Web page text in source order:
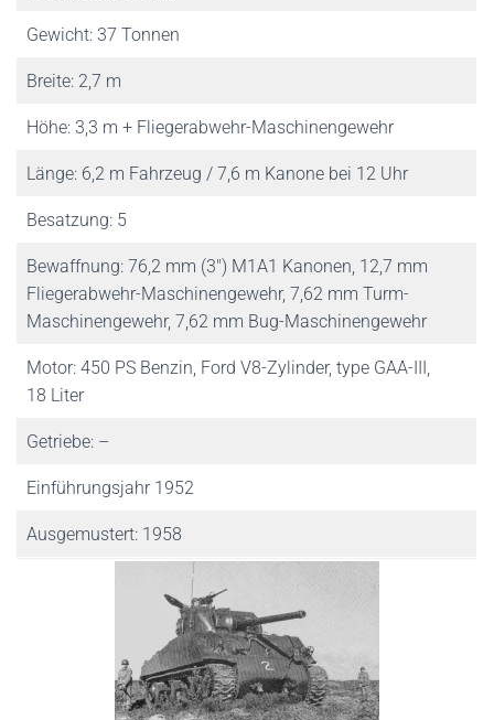
Gewicht: 37 Tonnen
Breite: 2,7 m
Höhe: 3,3 m + Fliegerabwehr-Maschinengewehr
Länge: 6,2 m Fahrzeug / 7,6 m Kanone bei 12 Uhr
Besatzung: 5
Bewaffnung: 76,2 mm (3″) M1A1 Kanonen, 12,7 mm
Fliegerabwehr-Maschinengewehr, 7,62 mm Turm-
Maschinengewehr, 7,62 mm Bug-Maschinengewehr
Motor: 450 PS Benzin, Ford V8-Zylinder, type GAA-III,
18 Liter
Getriebe: –
Einführungsjahr 1952
Ausgemustert: 1958